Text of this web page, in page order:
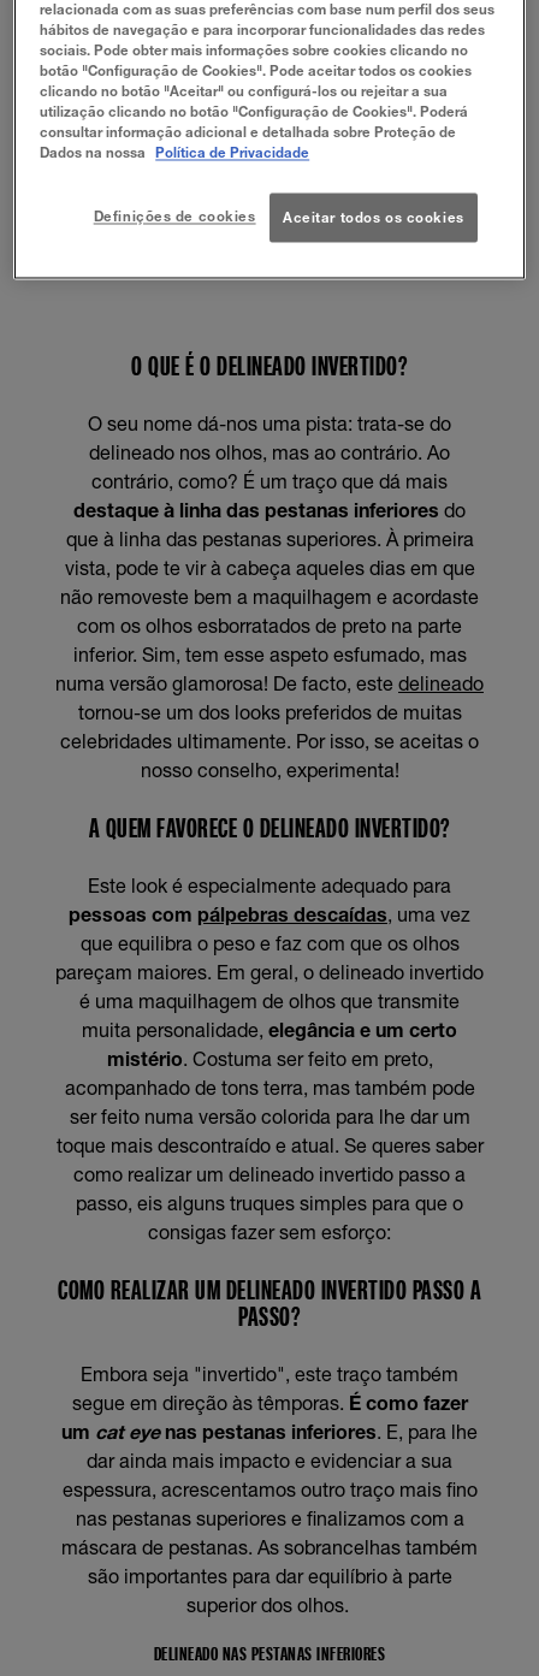
O QUE É O DELINEADO INVERTIDO?
O seu nome dá-nos uma pista: trata-se do
delineado nos olhos, mas ao contrário. Ao
contrário, como? É um traço que dá mais
destaque à linha das pestanas inferiores do
que à linha das pestanas superiores. À primeira
vista, pode te vir à cabeça aqueles dias em que
não removeste bem a maquilhagem e acordaste
com os olhos esborratados de preto na parte
inferior. Sim, tem esse aspeto esfumado, mas
numa versão glamorosa! De facto, este delineado
tornou-se um dos looks preferidos de muitas
celebridades ultimamente. Por isso, se aceitas o
nosso conselho, experimenta!
A QUEM FAVORECE O DELINEADO INVERTIDO?
Este look é especialmente adequado para
pessoas com pálpebras descaídas, uma vez
que equilibra o peso e faz com que os olhos
pareçam maiores. Em geral, o delineado invertido
é uma maquilhagem de olhos que transmite
muita personalidade, elegância e um certo
mistério. Costuma ser feito em preto,
acompanhado de tons terra, mas também pode
ser feito numa versão colorida para lhe dar um
toque mais descontraído e atual. Se queres saber
como realizar um delineado invertido passo a
passo, eis alguns truques simples para que o
consigas fazer sem esforço:
COMO REALIZAR UM DELINEADO INVERTIDO PASSO A
PASSO?
Embora seja "invertido", este traço também
segue em direção às têmporas. É como fazer
um cat eyenas pestanas inferiores. E, para lhe
dar ainda mais impacto e evidenciar a sua
espessura, acrescentamos outro traço mais fino
nas pestanas superiores e finalizamos com a
máscara de pestanas. As sobrancelhas também
são importantes para dar equilíbrio à parte
superior dos olhos.
DELINEADO NAS PESTANAS INFERIORES
relacionada com as suas preferências com base num perfil dos seus
hábitos de navegação e para incorporar funcionalidades das redes
sociais. Pode obter mais informações sobre cookies clicando no
botão "Configuração de Cookies". Pode aceitar todos os cookies
clicando no botão "Aceitar" ou configurá-los ou rejeitar a sua
utilização clicando no botão "Configuração de Cookies". Poderá
consultar informação adicional e detalhada sobre Proteção de
Dados na nossa
Política de Privacidade
Definições de cookies Aceitar todos os cookies